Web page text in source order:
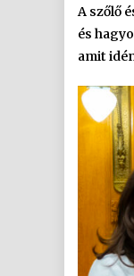
A szőlő
és
amit